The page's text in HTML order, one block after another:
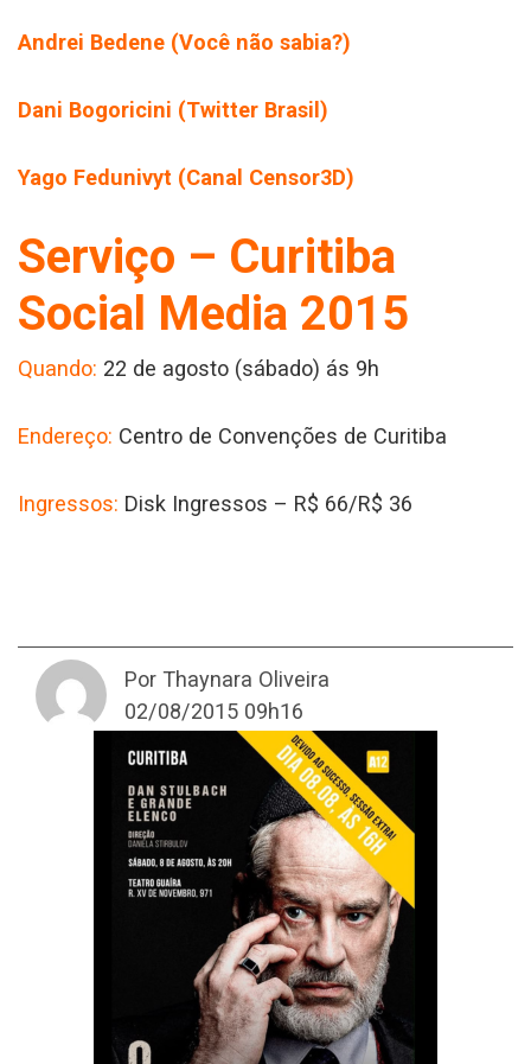
Andrei Bedene (Você não sabia?)
Dani Bogoricini (Twitter Brasil)
Yago Fedunivyt (Canal Censor3D)
Serviço – Curitiba
Social Media 2015
Quando: 22 de agosto (sábado) ás 9h
Endereço: Centro de Convenções de Curitiba
Ingressos: Disk Ingressos – R$ 66/R$ 36
Por Thaynara Oliveira
02/08/2015 09h16